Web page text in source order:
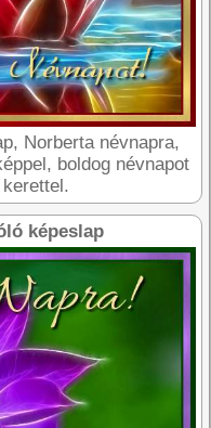
Norberta névnapra,
boldog névnapot
képeslap